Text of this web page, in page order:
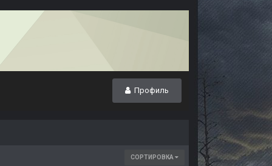
Профиль
СОРТИРОВКА